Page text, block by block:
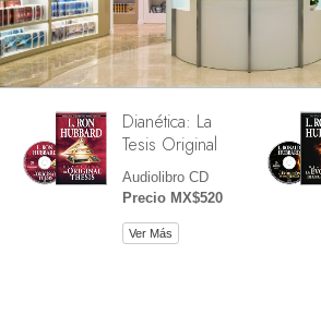
Dianética: La
Tesis Original
Audiolibro CD
Precio MX$520
Ver Más